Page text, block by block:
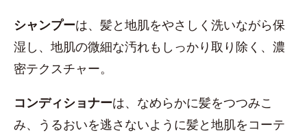
シャンプーは、髪と地肌をやさしく洗いながら保
湿し、地肌の微細な汚れもしっかり取り除く、濃
密テクスチャー。
コンディショナーは、なめらかに髪をつつみこ
み、うるおいを逃さないように髪と地肌をコーテ